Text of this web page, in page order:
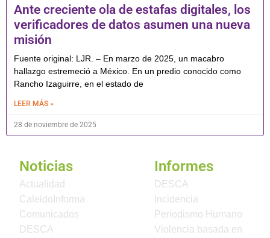
Ante creciente ola de estafas digitales, los
verificadores de datos asumen una nueva
misión
Fuente original: LJR. – En marzo de 2025, un macabro
hallazgo estremeció a México. En un predio conocido como
Rancho Izaguirre, en el estado de
LEER MÁS »
28 de noviembre de 2025
Noticias
Actualidad
CaleidoInforma
Comunicados
DESCA
Informes
DESCA
Incidencia
Periodismo Humano
Violencia basada en